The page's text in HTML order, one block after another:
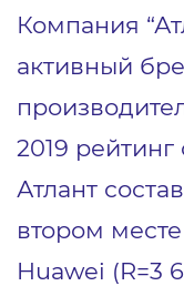
Компания
активный
2019
Атлант
втором
Huawei (R=3